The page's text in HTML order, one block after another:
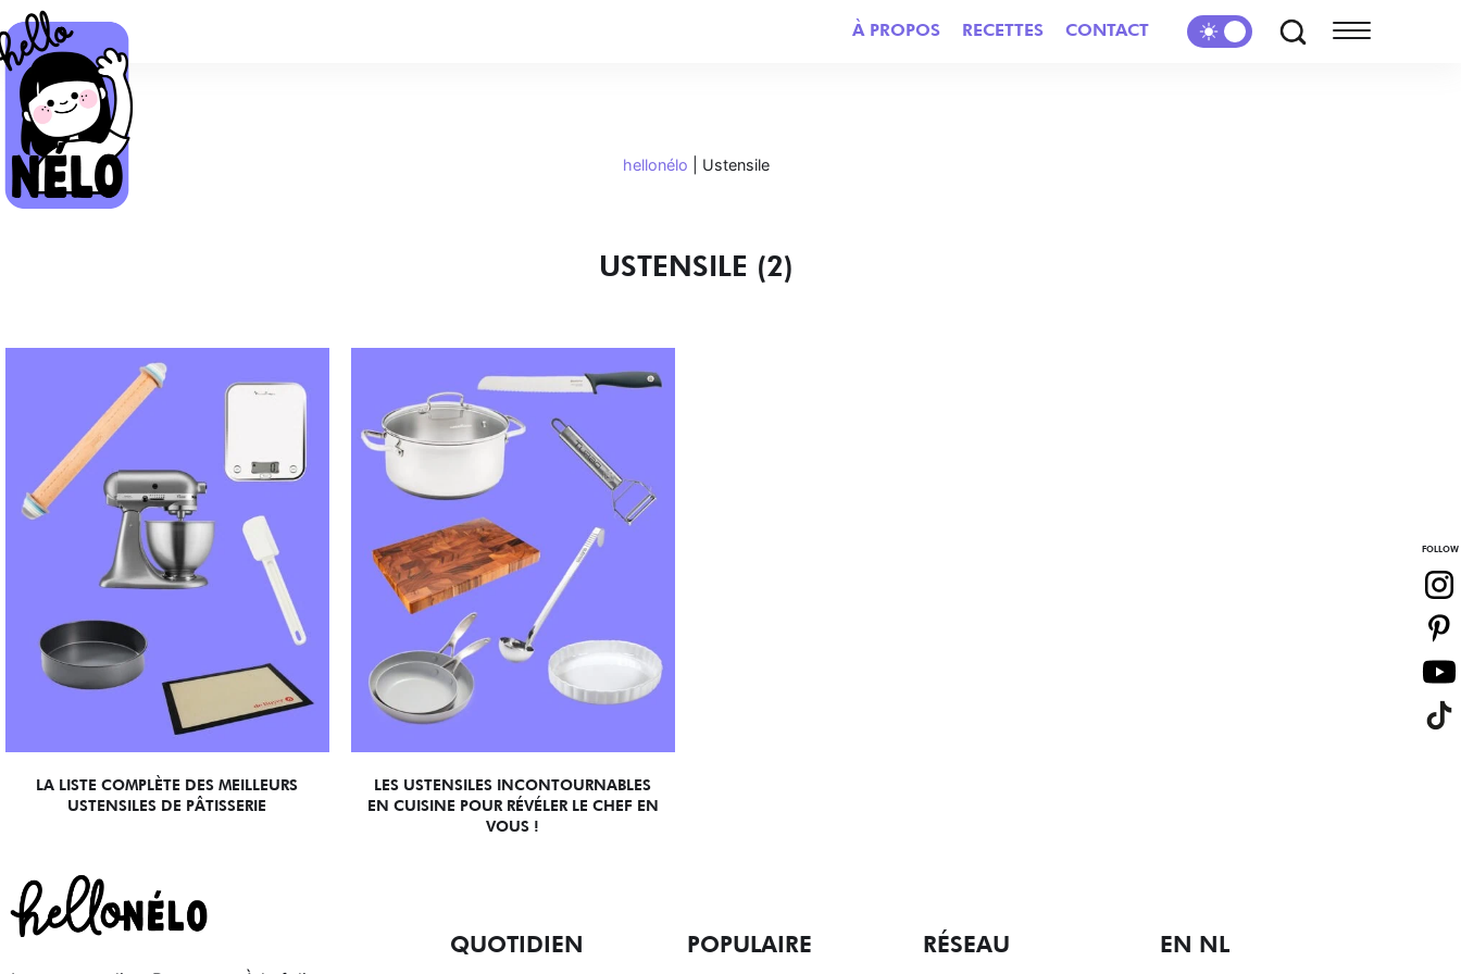
À PROPOS RECETTES CONTACT
hellonélo Ustensile
USTENSILE (2)
LA LISTE COMPLÈTE DES MEILLEURS
USTENSILES DE PÂTISSERIE
LES USTENSILES INCONTOURNABLES
EN CUISINE POUR RÉVÉLER LE CHEF EN
VOUS !
QUOTIDIEN POPULAIRE RÉSEAU EN NL
FOLLOW